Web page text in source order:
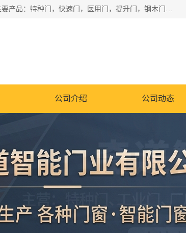
安徽奇道智能门业有限公司是一家专业生产各种门窗、智能门窗的企业，主要产品：特种门，快速门，医用门，提升门，钢木门，智能道闸，钢大门，平移门，卷帘门，保温门，钢制自由门，防火门等，欢迎前来咨询采购。
公司介绍 公司动态